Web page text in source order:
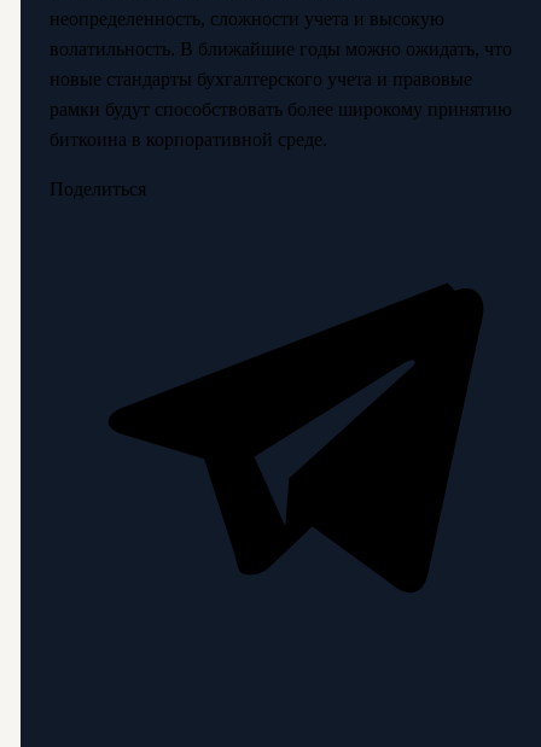
неопределенность, сложности учета и высокую
волатильность. В ближайшие годы можно ожидать, что
новые стандарты бухгалтерского учета и правовые
рамки будут способствовать более широкому принятию
биткоина в корпоративной среде.
Поделиться